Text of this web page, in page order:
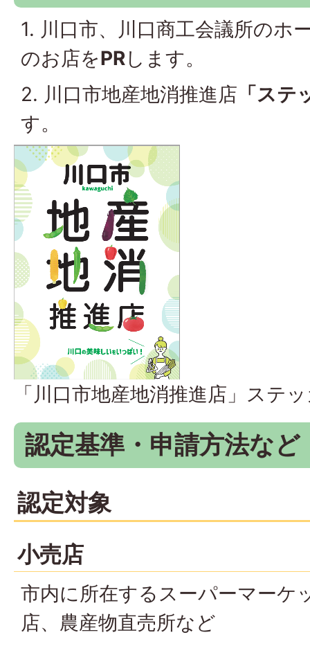
1. 川口市、川口商工会議所のホ
のお店をPRします。
2. 川口市地産地消推進店 「ステ
す。
「川口市地産地消推進店」ステ
認定基準・申請方法など
認定対象
小売店
市内に所在するスーパーマーケ
店、農産物直売所など